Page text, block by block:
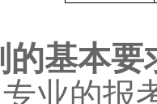
的基本要
业的报